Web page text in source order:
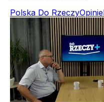
Polska Do RzeczyOpinie